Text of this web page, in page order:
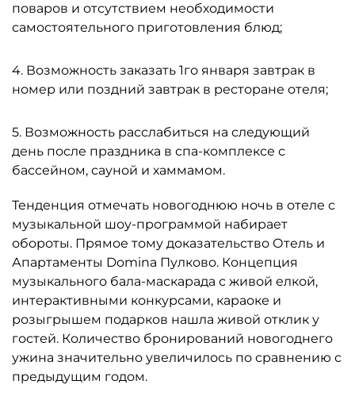
поваров и отсутствием необходимости
самостоятельного приготовления блюд;
4. Возможность заказать 1го января завтрак в
номер или поздний завтрак в ресторане отеля;
5. Возможность расслабиться на следующий
день после праздника в спа-комплексе с
бассейном, сауной и хаммамом.
Тенденция отмечать новогоднюю ночь в отеле с
музыкальной шоу-программой набирает
обороты. Прямое тому доказательство Отель и
Апартаменты Domina Пулково. Концепция
музыкального бала-маскарада с живой елкой,
интерактивными конкурсами, караоке и
розыгрышем подарков нашла живой отклик у
гостей. Количество бронирований новогоднего
ужина значительно увеличилось по сравнению с
предыдущим годом.